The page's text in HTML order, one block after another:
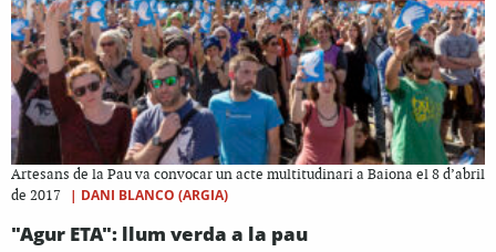
Artesans de la Pau va convocar un acte multitudinari a Baiona el 8 d’abril
de 2017
| DANI BLANCO (ARGIA)
"Agur ETA": llum verda a la pau